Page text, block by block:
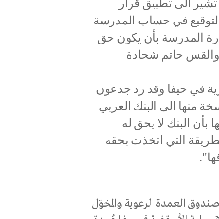
الى تطبيق قرار
أصحاب حق التوقيع في حساب المدرسة
المدرسة بأن يكون حق
والقس حاتم شحادة
في حيفا وقد رد جدعون
منها الى البنك العربي
البنك لا يحق له
التي اتخذت بحقه
العمدة الرعوية والمخوّل